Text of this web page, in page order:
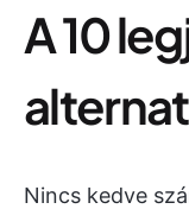
A 10
Nincs kedve